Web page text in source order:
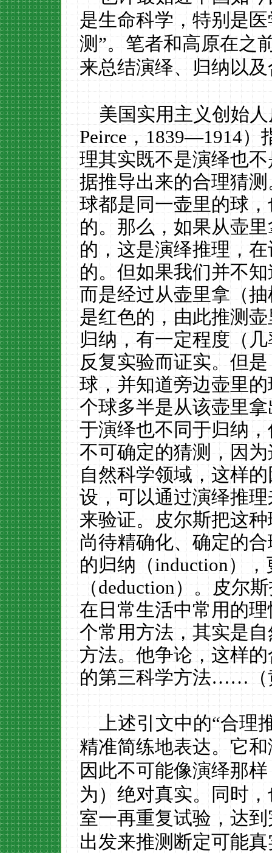
是生命科学，特别是
测”。笔者和高原在之
来总结演绎、归纳以
美国实用主义创始
Peirce，1839—1914）
理其实既不是演绎也
据推导出来的合理猜
球都是同一壶里的球
的。那么，如果从壶
的，这是演绎推理，
的。但如果我们并不
而是经过从壶里拿（
是红色的，由此推测
归纳，有一定程度（
反复实验而证实。但
球，并知道旁边壶里
个球多半是从该壶里
于演绎也不同于归纳
不可确定的猜测，因
自然科学领域，这样
设，可以通过演绎推
来验证。皮尔斯把这
尚待精确化、确定的
的归纳（induction）
（deduction）。皮尔
在日常生活中常用的
个常用方法，其实是
方法。他争论，这样
的第三科学方法……（
上述引文中的“合理
精准简练地表达。它
因此不可能像演绎那
为）绝对真实。同时
室一再重复试验，达
出发来推测断定可能